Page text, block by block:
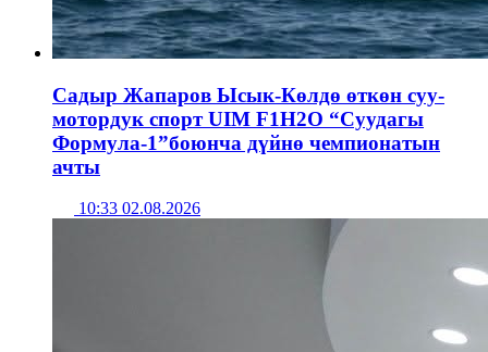
Садыр Жапаров Ысык-Көлдө өткөн суу-
мотордук спорт UIM F1H2O “Суудагы
Формула-1”боюнча дүйнө чемпионатын
ачты
10:33 02.08.2026